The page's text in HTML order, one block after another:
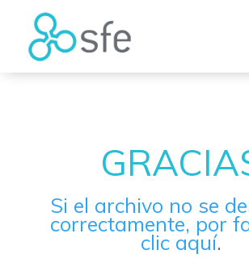
Si el archivo no se
correctamente, por
clic aquí.